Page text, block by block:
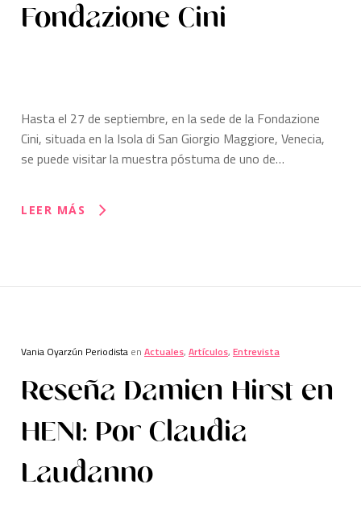
Fondazione Cini
Hasta el 27 de septiembre, en la sede de la Fondazione
Cini, situada en la Isola di San Giorgio Maggiore, Venecia,
se puede visitar la muestra póstuma de uno de…
LEER MÁS
Vania Oyarzún Periodista en Actuales, Artículos, Entrevista
Reseña Damien Hirst en
HENI: Por Claudia
Laudanno